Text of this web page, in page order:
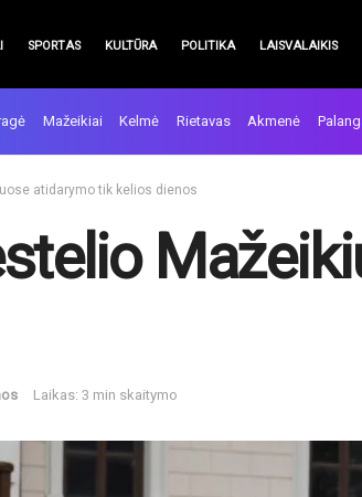
SPORTAS KULTŪRA POLITIKA LAISVALAIKIS
Mažeikiai Kelmė Rietavas Akmenė
atidarymo tik kelios dienos
Laikas: 3 min skaitymo